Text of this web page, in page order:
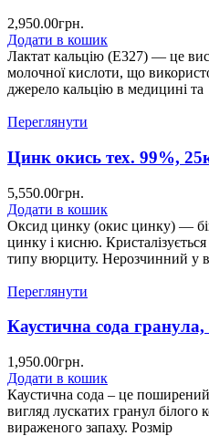
2,950.00грн.
Додати в кошик
Лактат кальцію (E327) — це
молочної кислоти, що
джерело кальцію в медицині та
Переглянути
Цинк окись тех. 99%,
5,550.00грн.
Додати в кошик
Оксид цинку (окис цинку) —
цинку і кисню. Кристалізується
типу вюрциту. Нерозчинний у
Переглянути
Каустична сода гранула,
1,950.00грн.
Додати в кошик
Каустична сода – це
вигляд лускатих гранул білого
вираженого запаху. Розмір